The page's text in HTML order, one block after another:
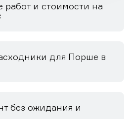
работ и стоимости на
для Порше в
без ожидания и